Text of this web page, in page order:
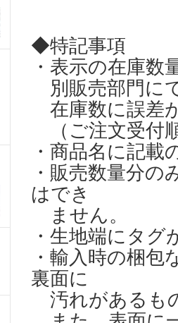
◆特記事項
・表示の在庫
別販売部門に
在庫数に誤差
（ご注文受付
・商品名に記
・販売数量分
はでき
ません。
・生地端にタ
・輸入時の梱
裏面に
汚れがあるも